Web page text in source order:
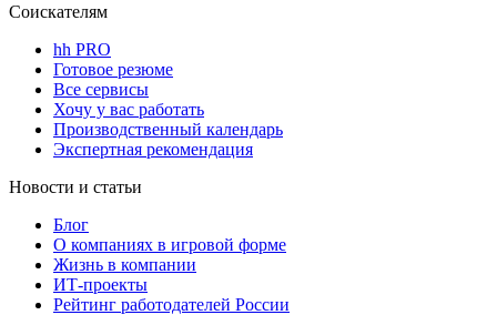
Соискателям
hh PRO
Готовое резюме
Все сервисы
Хочу у вас работать
Производственный календарь
Экспертная рекомендация
Новости и статьи
Блог
О компаниях в игровой форме
Жизнь в компании
ИТ-проекты
Рейтинг работодателей России